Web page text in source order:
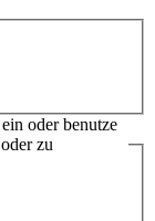
oder benutze
zu